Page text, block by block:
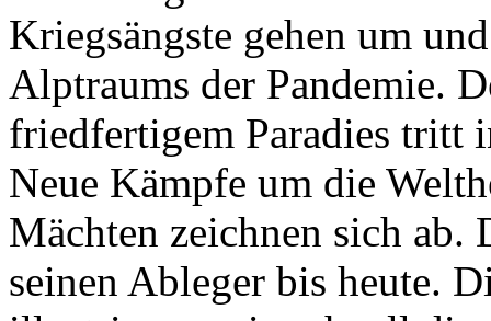
Kriegsängste gehen um
Alptraums der Pandemie.
friedfertigem Paradies tritt
Neue Kämpfe um die
Mächten zeichnen sich
seinen Ableger bis heute.